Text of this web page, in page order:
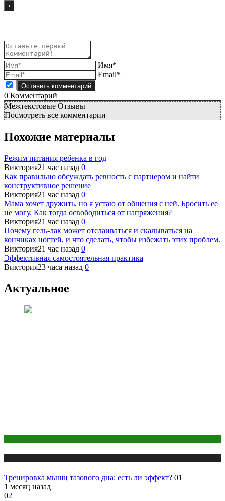
Имя*
Email*
0 Комментарий
Межтекстовые Отзывы
Посмотреть все комментарии
Похожие материалы
Режим питания ребенка в год
Виктория21 час назад 0
Как правильно обсуждать ревность с партнером и найти
конструктивное решение
Виктория21 час назад 0
Мама хочет дружить, но я устаю от общения с ней. Бросить ее
не могу. Как тогда освободиться от напряжения?
Виктория21 час назад 0
Почему гель-лак может отслаиваться и скалываться на
кончиках ногтей, и что сделать, чтобы избежать этих проблем.
Виктория21 час назад 0
Эффективная самостоятельная практика
Виктория23 часа назад 0
Актуальное
Тренировка мышц тазового дна: есть ли эффект? 01
1 месяц назад
02